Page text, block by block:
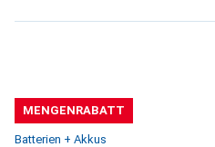
MENGENRABATT
Batterien + Akkus